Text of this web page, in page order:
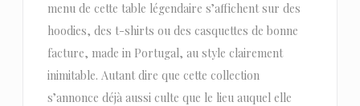
menu de cette table légendaire s’affichent sur des
hoodies, des t-shirts ou des casquettes de bonne
facture, made in Portugal, au style clairement
inimitable. Autant dire que cette collection
s’annonce déjà aussi culte que le lieu auquel elle